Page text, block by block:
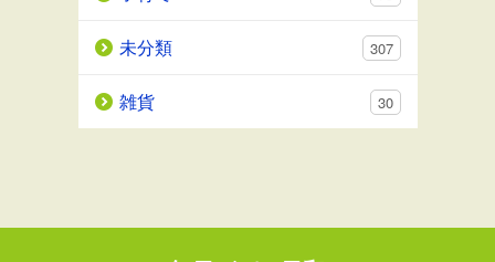
未分類 307
雑貨 30